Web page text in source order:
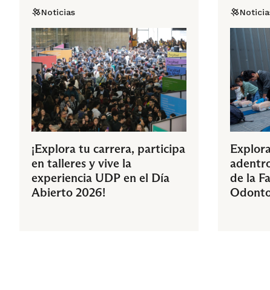
Noticias
¡Explora tu carrera, participa
en talleres y vive la
experiencia UDP en el Día
Abierto 2026!
de la